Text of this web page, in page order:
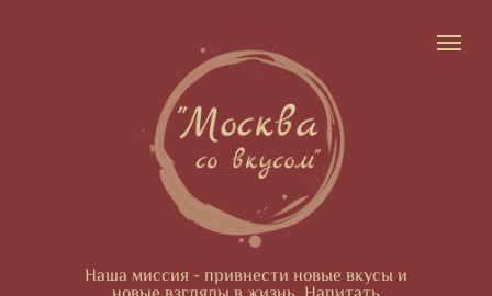
Наша миссия - привнести новые вкусы и